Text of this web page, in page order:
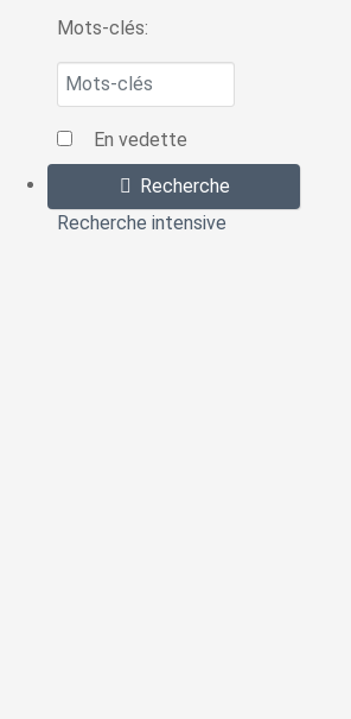
Mots-clés:
En vedette
Recherche
Recherche intensive